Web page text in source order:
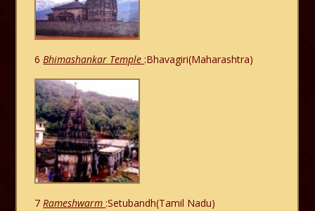
6Bhimashankar Temple :Bhavagiri(Maharashtra)
7Rameshwarm :Setubandh(Tamil Nadu)